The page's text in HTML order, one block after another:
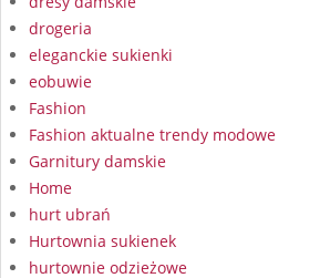
drogeria
eleganckie sukienki
eobuwie
Fashion
Fashion aktualne trendy modowe
Garnitury damskie
Home
hurt ubrań
Hurtownia sukienek
hurtownie odzieżowe